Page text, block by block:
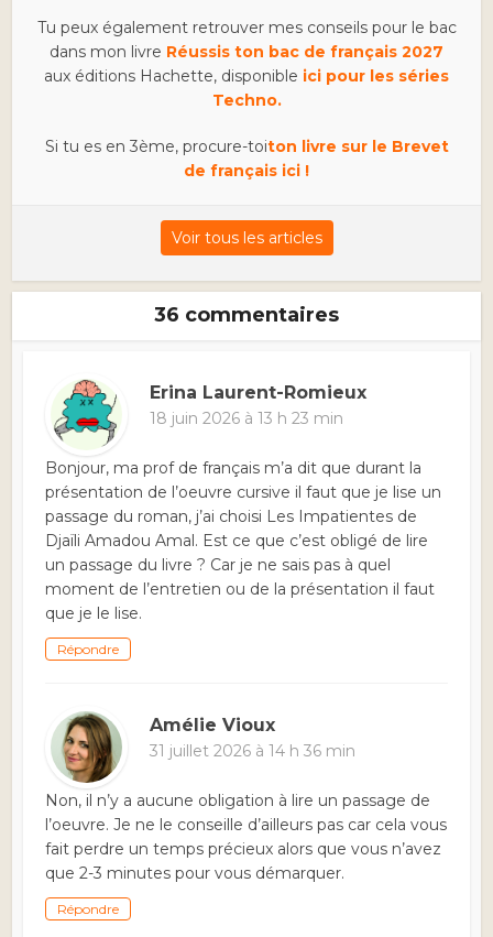
Tu peux également retrouver mes conseils pour le bac
dans mon livre Réussis ton bac de français 2027
aux éditions Hachette, disponible ici pour les séries
Techno.
Si tu es en 3ème, procure-toiton livre sur le Brevet
de français ici !
Voir tous les articles
36 commentaires
Erina Laurent-Romieux
18 juin 2026 à 13 h 23 min
Bonjour, ma prof de français m’a dit que durant la
présentation de l’oeuvre cursive il faut que je lise un
passage du roman, j’ai choisi Les Impatientes de
Djaïli Amadou Amal. Est ce que c’est obligé de lire
un passage du livre ? Car je ne sais pas à quel
moment de l’entretien ou de la présentation il faut
que je le lise.
Répondre
Amélie Vioux
31 juillet 2026 à 14 h 36 min
Non, il n’y a aucune obligation à lire un passage de
l’oeuvre. Je ne le conseille d’ailleurs pas car cela vous
fait perdre un temps précieux alors que vous n’avez
que 2-3 minutes pour vous démarquer.
Répondre